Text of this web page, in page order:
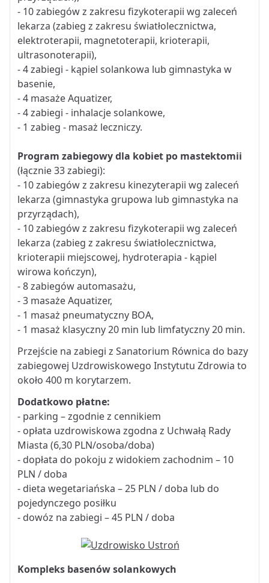
- 10 zabiegów z zakresu fizykoterapii wg zaleceń
lekarza (zabieg z zakresu światłolecznictwa,
elektroterapii, magnetoterapii, krioterapii,
ultrasonoterapii),
- 4 zabiegi - kąpiel solankowa lub gimnastyka w
basenie,
- 4 masaże Aquatizer,
- 4 zabiegi - inhalacje solankowe,
- 1 zabieg - masaż leczniczy.
Program zabiegowy dla kobiet po mastektomii
(łącznie 33 zabiegi):
- 10 zabiegów z zakresu kinezyterapii wg zaleceń
lekarza (gimnastyka grupowa lub gimnastyka na
przyrządach),
- 10 zabiegów z zakresu fizykoterapii wg zaleceń
lekarza (zabieg z zakresu światłolecznictwa,
krioterapii miejscowej, hydroterapia - kąpiel
wirowa kończyn),
- 8 zabiegów automasażu,
- 3 masaże Aquatizer,
- 1 masaż pneumatyczny BOA,
- 1 masaż klasyczny 20 min lub limfatyczny 20 min.
Przejście na zabiegi z Sanatorium Równica do bazy
zabiegowej Uzdrowiskowego Instytutu Zdrowia to
około 400 m korytarzem.
Dodatkowo płatne:
- parking – zgodnie z cennikiem
- opłata uzdrowiskowa zgodna z Uchwałą Rady
Miasta (6,30 PLN/osoba/doba)
- dopłata do pokoju z widokiem zachodnim – 10
PLN / doba
- dieta wegetariańska – 25 PLN / doba lub do
pojedynczego posiłku
- dowóz na zabiegi – 45 PLN / doba
Kompleks basenów solankowych